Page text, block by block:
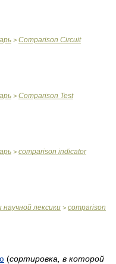
> Comparison Circuit
> Comparison Test
> comparison indicator
лексики > comparison
(сортировка, в которой